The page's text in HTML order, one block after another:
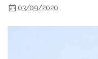
03/09/2020